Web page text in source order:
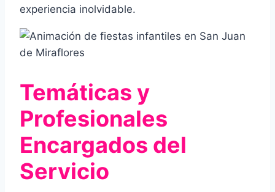
experiencia inolvidable.
Temáticas y
Profesionales
Encargados del
Servicio